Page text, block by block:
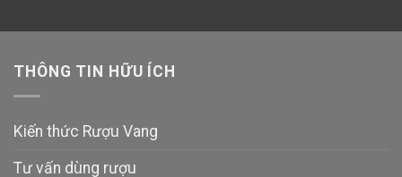
THÔNG TIN HỮU ÍCH
Kiến thức Rượu Vang
Tư vấn dùng rượu